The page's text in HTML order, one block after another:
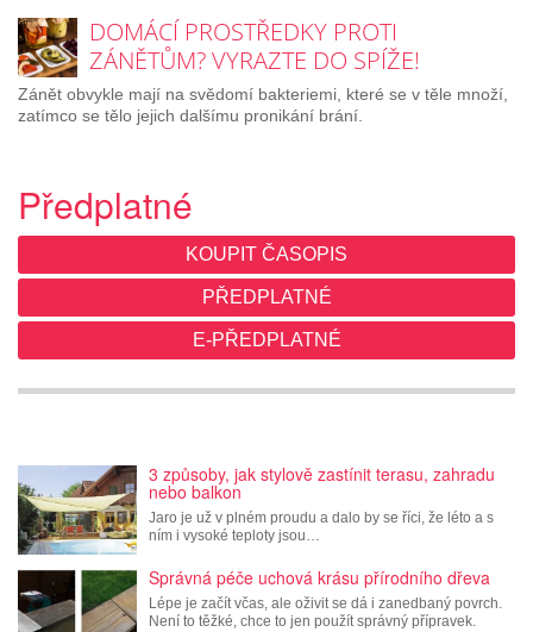
DOMÁCÍ PROSTŘEDKY PROTI
ZÁNĚTŮM? VYRAZTE DO SPÍŽE!
Zánět obvykle mají na svědomí bakteriemi, které se v těle množí,
zatímco se tělo jejich dalšímu pronikání brání.
Předplatné
KOUPIT ČASOPIS
PŘEDPLATNÉ
E-PŘEDPLATNÉ
3 způsoby, jak stylově zastínit terasu, zahradu
nebo balkon
Jaro je už v plném proudu a dalo by se říci, že léto a s
ním i vysoké teploty jsou…
Správná péče uchová krásu přírodního dřeva
Lépe je začít včas, ale oživit se dá i zanedbaný povrch.
Není to těžké, chce to jen použít správný přípravek.